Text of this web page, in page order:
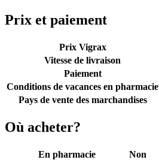
Prix et paiement
Prix Vigrax
Vitesse de livraison
Paiement
Conditions de vacances en pharmacie
Pays de vente des marchandises
Où acheter?
En pharmacie
Non